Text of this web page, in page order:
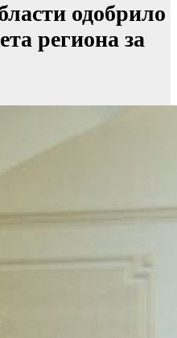
одобрило
региона за